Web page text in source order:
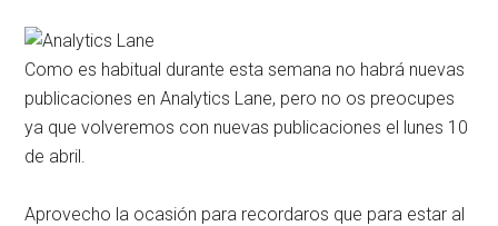
Como es habitual durante esta semana no habrá nuevas
publicaciones en Analytics Lane, pero no os preocupes
ya que volveremos con nuevas publicaciones el lunes 10
de abril.
Aprovecho la ocasión para recordaros que para estar al